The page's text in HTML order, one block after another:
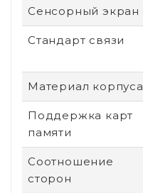
Сенсорный экран
Стандарт связи
Материал корпуса
Поддержка карт
памяти
Соотношение
сторон